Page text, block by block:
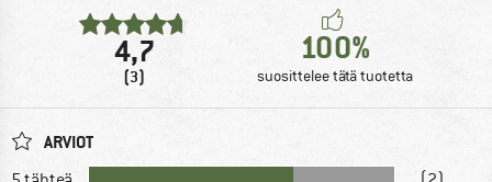
4,7
(3)
100%
suosittelee tätä tuotetta
ARVIOT